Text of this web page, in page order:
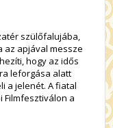
szülőfalujába,
az apjával messze
hogy az idős
leforgása alatt
a jelenét. A fiatal
Filmfesztiválon a